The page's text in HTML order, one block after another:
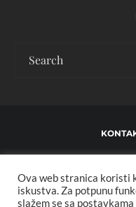
Ova web stranica koristi
iskustva. Za potpunu
slažem se sa